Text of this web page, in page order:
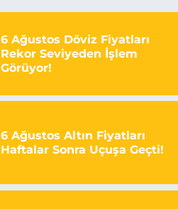
6 Ağustos Döviz Fiyatları
Rekor Seviyeden İşlem
Görüyor!
6 Ağustos Altın Fiyatları
Haftalar Sonra Uçuşa Geçti!